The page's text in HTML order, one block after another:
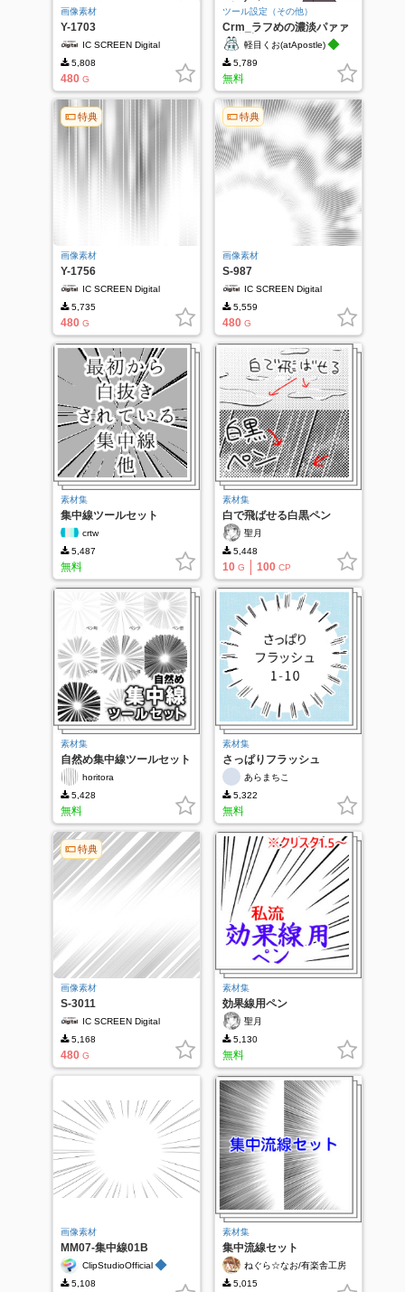
画像素材
Y-1703
IC SCREEN Digital
5,808
480 G
ツール設定（その他）
Crm_ラフめの濃淡パァァ
ァ(集中線ツール)
軽目くお(atApostle) ◆
5,789
無料
特典
画像素材
Y-1756
IC SCREEN Digital
5,735
480 G
特典
画像素材
S-987
IC SCREEN Digital
5,559
480 G
素材集
集中線ツールセット
crtw
5,487
無料
素材集
白で飛ばせる白黒ペン
聖月
5,448
10 G 100 CP
素材集
自然め集中線ツールセット
horitora
5,428
無料
素材集
さっぱりフラッシュ
あらまちこ
5,322
無料
特典
画像素材
S-3011
IC SCREEN Digital
5,168
480 G
素材集
効果線用ペン
聖月
5,130
無料
画像素材
MM07-集中線01B
ClipStudioOfficial ◆
5,108
素材集
集中流線セット
ねぐら☆なお/有楽舎工房
5,015